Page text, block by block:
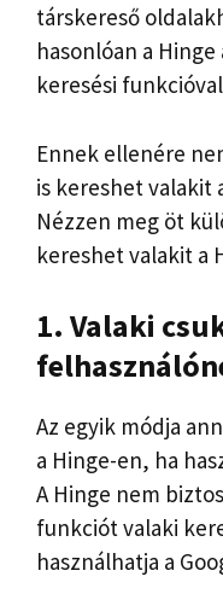
társkereső
hasonlóan a
keresési
Ennek ellenére
is kereshet valakit
Nézzen meg öt
kereshet valakit a
1. Valaki
Az egyik módja
a Hinge-en, ha
A Hinge nem
funkciót valaki
használhatja a